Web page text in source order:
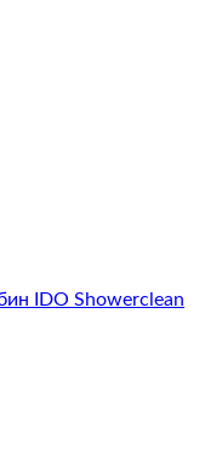
IDO Showerclean